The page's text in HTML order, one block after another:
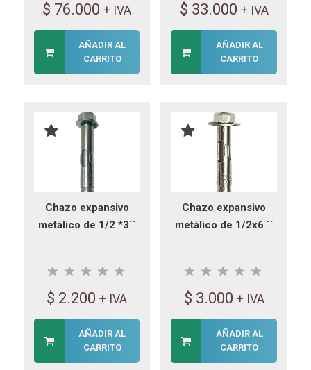
$ 76.000 + IVA
AÑADIR AL
CARRITO
$ 33.000 + IVA
AÑADIR AL
CARRITO
Chazo expansivo
metálico de 1/2 *3´´
$ 2.200 + IVA
AÑADIR AL
CARRITO
Chazo expansivo
metálico de 1/2x6 ´´
$ 3.000 + IVA
AÑADIR AL
CARRITO